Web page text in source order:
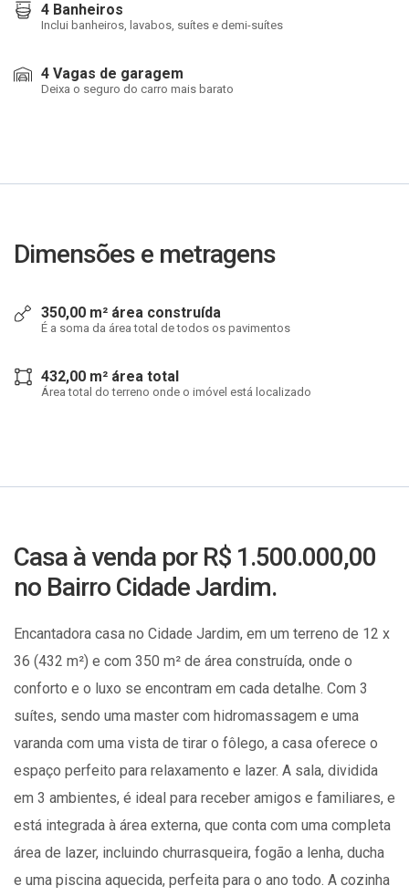
4 Banheiros
Inclui banheiros, lavabos, suítes e demi-suítes
4 Vagas de garagem
Deixa o seguro do carro mais barato
Dimensões e metragens
350,00 m² área construída
É a soma da área total de todos os pavimentos
432,00 m² área total
Área total do terreno onde o imóvel está localizado
Casa à venda por R$ 1.500.000,00
no Bairro Cidade Jardim.
Encantadora casa no Cidade Jardim, em um terreno de 12 x
36 (432 m²) e com 350 m² de área construída, onde o
conforto e o luxo se encontram em cada detalhe. Com 3
suítes, sendo uma master com hidromassagem e uma
varanda com uma vista de tirar o fôlego, a casa oferece o
espaço perfeito para relaxamento e lazer. A sala, dividida
em 3 ambientes, é ideal para receber amigos e familiares, e
está integrada à área externa, que conta com uma completa
área de lazer, incluindo churrasqueira, fogão a lenha, ducha
e uma piscina aquecida, perfeita para o ano todo. A cozinha